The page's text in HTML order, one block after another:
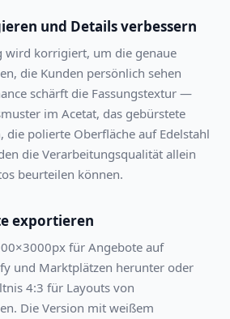
und Details verbessern
wird korrigiert, um die genaue
die Kunden persönlich sehen
schärft die Fassungstextur —
im Acetat, das gebürstete
die polierte Oberfläche auf Edelstahl
die Verarbeitungsqualität allein
beurteilen können.
exportieren
für Angebote auf
und Marktplätzen herunter oder
4:3 für Layouts von
Die Version mit weißem